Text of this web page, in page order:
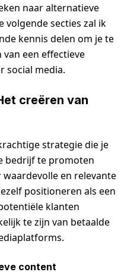
naar alternatieve
volgende secties zal ik
kennis delen om je te
een effectieve
social media.
creëren van
strategie die je
bedrijf te promoten
en relevante
positioneren als een
klanten
te zijn van betaalde
content